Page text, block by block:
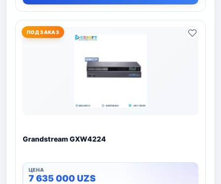
ПОД ЗАКАЗ
Grandstream GXW4224
7 635 000UZS